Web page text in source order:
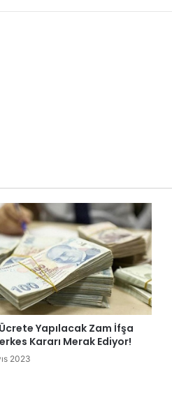
Yapılacak Zam İfşa
Kararı Merak Ediyor!
2023